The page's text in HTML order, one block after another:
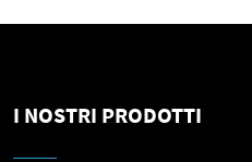
I NOSTRI PRODOTTI